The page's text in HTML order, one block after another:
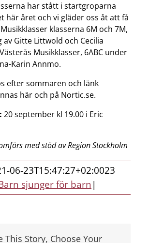
har stått i startgroparna
här året och vi gläder oss åt att få
klasserna 6M och 7M,
Gitte Littwold och Cecilia
Musikklasser, 6ABC under
Karin Annmo.
efter sommaren och länk
här och på Nortic.se.
20 september kl 19.00 i Eric
med stöd av Region Stockholm
06-23T15:47:27+02:0023
sjunger för barn|
This Story, Choose Your